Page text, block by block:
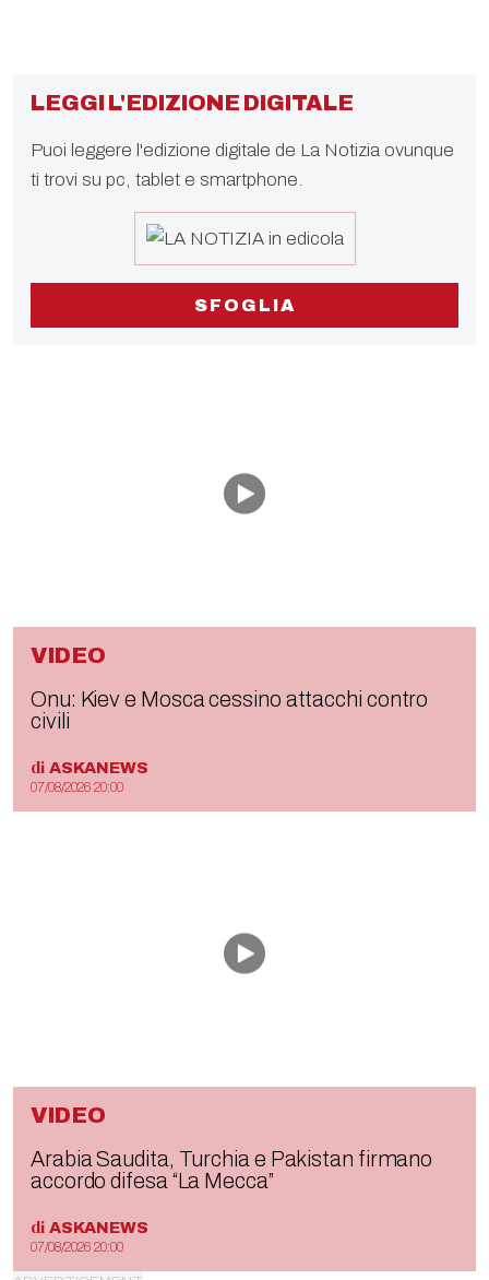
LEGGI L'EDIZIONE DIGITALE
Puoi leggere l'edizione digitale de La Notizia ovunque
ti trovi su pc, tablet e smartphone.
SFOGLIA
VIDEO
Onu: Kiev e Mosca cessino attacchi contro
civili
di ASKANEWS
07/08/2026 20:00
VIDEO
Arabia Saudita, Turchia e Pakistan firmano
accordo difesa “La Mecca”
di ASKANEWS
07/08/2026 20:00